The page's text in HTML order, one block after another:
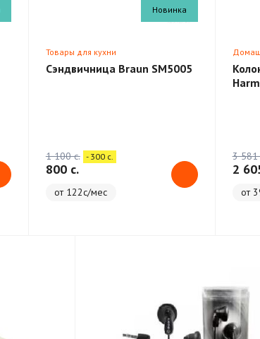
Новинка
Товары для кухни
Сэндвичница Braun SM5005
1 100 c. - 300 c.
800 c.
от 122с/мес
3 581
2
от